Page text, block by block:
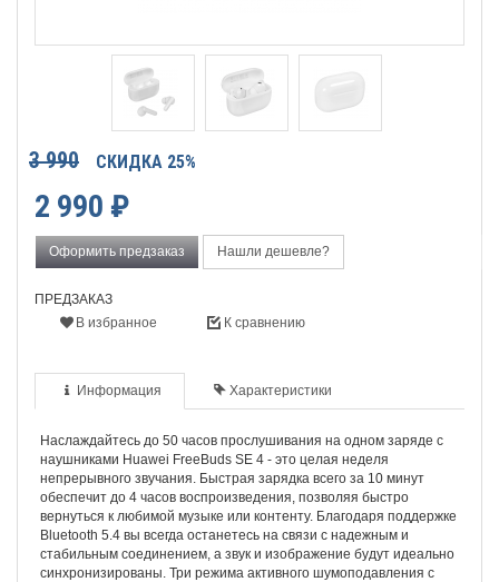
3 990 СКИДКА 25%
2 990 ₽
Оформить предзаказ Нашли дешевле?
ПРЕДЗАКАЗ
В избранное
К сравнению
Информация Характеристики
Наслаждайтесь до 50 часов прослушивания на одном заряде с
наушниками Huawei FreeBuds SE 4 - это целая неделя
непрерывного звучания. Быстрая зарядка всего за 10 минут
обеспечит до 4 часов воспроизведения, позволяя быстро
вернуться к любимой музыке или контенту. Благодаря поддержке
Bluetooth 5.4 вы всегда останетесь на связи с надежным и
стабильным соединением, а звук и изображение будут идеально
синхронизированы. Три режима активного шумоподавления с